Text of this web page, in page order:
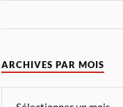
ARCHIVES PAR MOIS